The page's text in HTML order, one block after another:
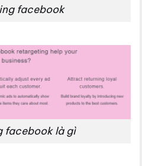
facebook
facebook là gì